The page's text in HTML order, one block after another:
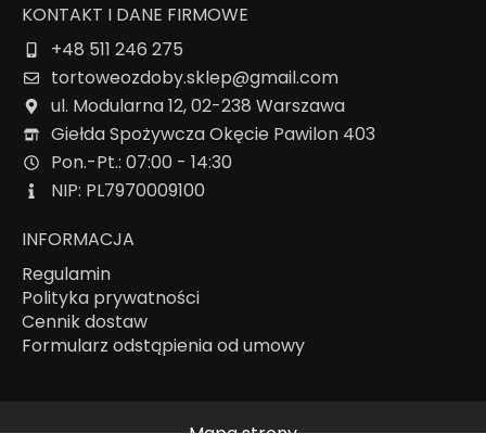
KONTAKT I DANE FIRMOWE
+48 511 246 275
tortoweozdoby.sklep@gmail.com
ul. Modularna 12, 02-238 Warszawa
Giełda Spożywcza Okęcie Pawilon 403
Pon.-Pt.: 07:00 - 14:30
NIP: PL7970009100
INFORMACJA
Regulamin
Polityka prywatności
Cennik dostaw
Formularz odstąpienia od umowy